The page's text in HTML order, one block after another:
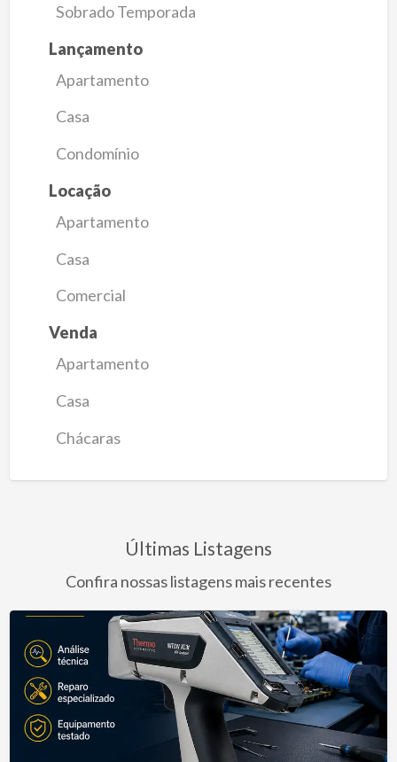
Sobrado Temporada
Lançamento
Apartamento
Casa
Condomínio
Locação
Apartamento
Casa
Comercial
Venda
Apartamento
Casa
Chácaras
Últimas Listagens
Confira nossas listagens mais recentes
THERMO
FISHER
NITON
BRASIL